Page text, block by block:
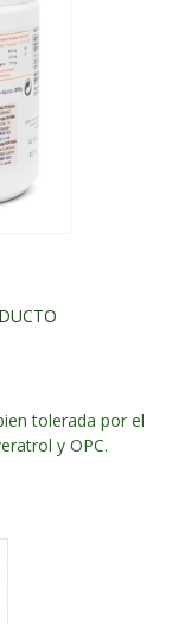
tolerada por el
y OPC.